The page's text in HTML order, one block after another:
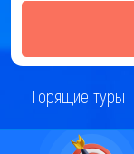
Горящие туры